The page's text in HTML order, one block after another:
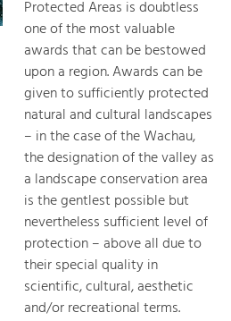
Protected Areas is doubtless
one of the most valuable
awards that can be bestowed
upon a region. Awards can be
given to sufficiently protected
natural and cultural landscapes
– in the case of the Wachau,
the designation of the valley as
a landscape conservation area
is the gentlest possible but
nevertheless sufficient level of
protection – above all due to
their special quality in
scientific, cultural, aesthetic
and/or recreational terms.